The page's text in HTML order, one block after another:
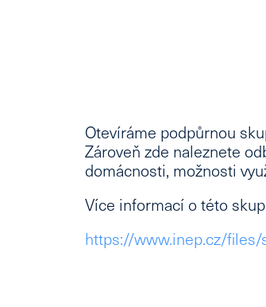
Otevíráme podpůrnou
Zároveň zde naleznete
domácnosti, možnosti
Více informací o této
https://www.inep.cz/